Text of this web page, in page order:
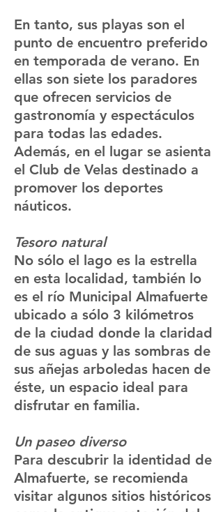
En tanto, sus playas son el
punto de encuentro preferido
en temporada de verano. En
ellas son siete los paradores
que ofrecen servicios de
gastronomía y espectáculos
para todas las edades.
Además, en el lugar se asienta
el Club de Velas destinado a
promover los deportes
náuticos.
Tesoro natural
No sólo el lago es la estrella
en esta localidad, también lo
es el río Municipal Almafuerte
ubicado a sólo 3 kilómetros
de la ciudad donde la claridad
de sus aguas y las sombras de
sus añejas arboledas hacen de
éste, un espacio ideal para
disfrutar en familia.
Un paseo diverso
Para descubrir la identidad de
Almafuerte, se recomienda
visitar algunos sitios históricos